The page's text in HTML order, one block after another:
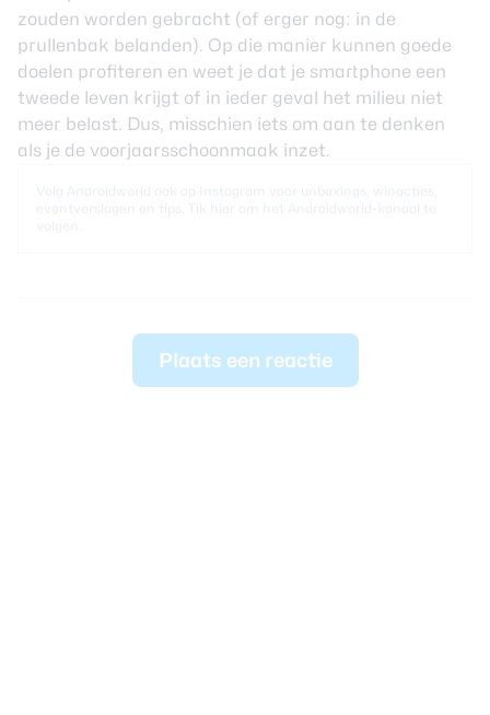
zouden worden gebracht (of erger nog: in de
prullenbak belanden). Op die manier kunnen goede
doelen profiteren en weet je dat je smartphone een
tweede leven krijgt of in ieder geval het milieu niet
meer belast. Dus, misschien iets om aan te denken
als je de voorjaarsschoonmaak inzet.
Plaats een reactie